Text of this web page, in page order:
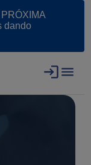
dando